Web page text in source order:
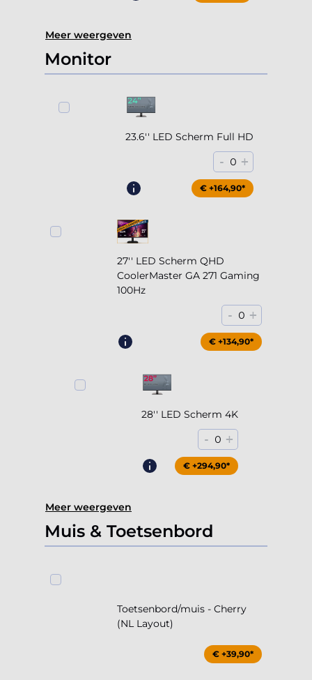
Meer weergeven
Monitor
23.6'' LED Scherm Full HD
- 0 +
€ +164,90*
27'' LED Scherm QHD
CoolerMaster GA 271 Gaming
100Hz
- 0 +
€ +204,90*
€ +134,90*
28'' LED Scherm 4K
- 0 +
€ +294,90*
Meer weergeven
Muis & Toetsenbord
Toetsenbord/muis - Cherry
(NL Layout)
€ +39,90*